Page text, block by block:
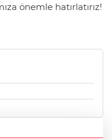
önemle hatırlatırız!